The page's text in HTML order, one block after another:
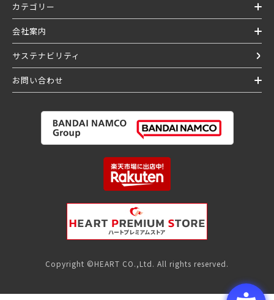
カテゴリー
会社案内
サステナビリティ
お問い合わせ
Copyright ©HEART CO.,Ltd. All rights reserved.